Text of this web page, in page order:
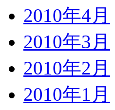
2010年4月
2010年3月
2010年2月
2010年1月